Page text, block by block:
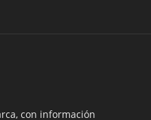
con información